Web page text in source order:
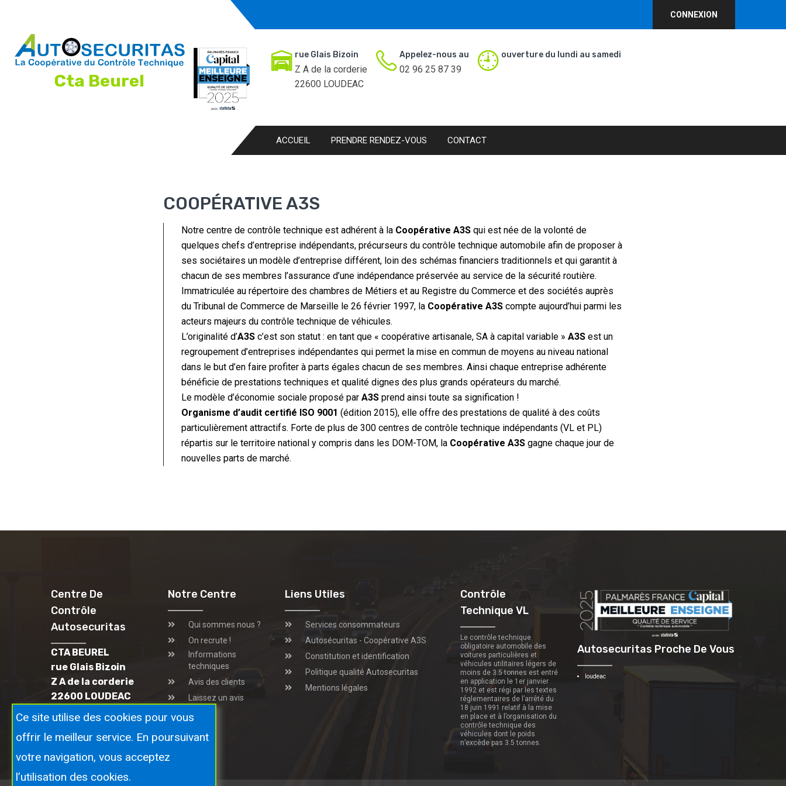
CONNEXION
Cta Beurel
rue Glais Bizoin
Z A de la corderie
22600 LOUDEAC
Appelez-nous au
02 96 25 87 39
ouverture du lundi au samedi
ACCUEIL PRENDRE RENDEZ-VOUS CONTACT
COOPÉRATIVE A3S
Notre centre de contrôle technique est adhérent à la Coopérative A3Squi est née de la volonté de
quelques chefs d’entreprise indépendants, précurseurs du contrôle technique automobile afin de proposer à
ses sociétaires un modèle d’entreprise différent, loin des schémas financiers traditionnels et qui garantit à
chacun de ses membres l’assurance d’une indépendance préservée au service de la sécurité routière.
Immatriculée au répertoire des chambres de Métiers et au Registre du Commerce et des sociétés auprès
du Tribunal de Commerce de Marseille le 26 février 1997, la Coopérative A3Scompte aujourd’hui parmi les
acteurs majeurs du contrôle technique de véhicules.
L’originalité d’A3Sc’est son statut : en tant que « coopérative artisanale, SA à capital variable » A3Sest un
regroupement d’entreprises indépendantes qui permet la mise en commun de moyens au niveau national
dans le but d’en faire profiter à parts égales chacun de ses membres. Ainsi chaque entreprise adhérente
bénéficie de prestations techniques et qualité dignes des plus grands opérateurs du marché.
Le modèle d’économie sociale proposé par A3Sprend ainsi toute sa signification !
Organisme d’audit certifié ISO 9001 (édition 2015), elle offre des prestations de qualité à des coûts
particulièrement attractifs. Forte de plus de 300 centres de contrôle technique indépendants (VL et PL)
répartis sur le territoire national y compris dans les DOM-TOM, la Coopérative A3Sgagne chaque jour de
nouvelles parts de marché.
Centre De
Contrôle
Autosecuritas
CTA BEUREL
rue Glais Bizoin
Z A de la corderie
22600 LOUDEAC
02 96 25 87 39
Notre Centre
Qui sommes nous ?
On recrute !
Informations
techniques
Avis des clients
Laissez un avis
Liens Utiles
Services consommateurs
Autosécuritas - Coopérative A3S
Constitution et identification
Politique qualité Autosecuritas
Mentions légales
Contrôle
Technique VL
Le contrôle technique
obligatoire automobile des
voitures particulières et
véhicules utilitaires légers de
moins de 3.5 tonnes est entré
en application le 1er janvier
1992 et est régi par les textes
réglementaires de l’arrêté du
18 juin 1991 relatif à la mise
en place et à l’organisation du
contrôle technique des
véhicules dont le poids
n’excède pas 3.5 tonnes.
Autosecuritas Proche De Vous
loudeac
Ce site utilise des cookies pour vous
offrir le meilleur service. En poursuivant
votre navigation, vous acceptez
l’utilisation des cookies.